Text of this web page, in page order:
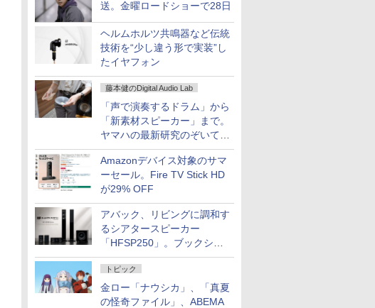
送。金曜ロードショーで28日
ヘルムホルツ共鳴器など伝統
技術を“少し違う形で実装”し
たイヤフォン
藤本健のDigital Audio Lab
「声で演奏するドラム」から
「新素材スピーカー」まで。
ヤマハの最新研究のぞいてき
た
Amazonデバイス対象のサマ
ーセール。Fire TV Stick HD
が29% OFF
アバック、リビングに調和す
るシアタースピーカー
「HFSP250」。ブックシェ
ルフはペア3万円以下
トピック
金ロー「ナウシカ」、「真夏
の怪奇ファイル」、ABEMA